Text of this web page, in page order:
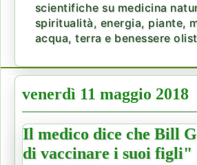
scientifiche su medicina
spiritualità, energia, piante,
acqua, terra e benessere
venerdì 11 maggio 2018
Il medico dice che Bill
di vaccinare i suoi figli"